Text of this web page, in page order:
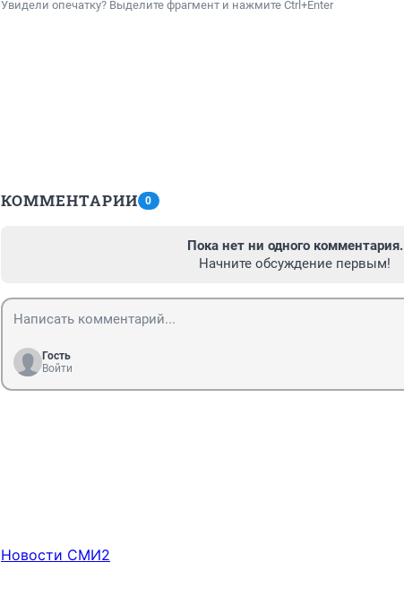
Увидели опечатку? Выделите фрагмент и нажмите Ctrl+Enter
КОММЕНТАРИИ 0
Пока нет ни одного комментария.
Начните обсуждение первым!
Гость
Войти
Новости СМИ2